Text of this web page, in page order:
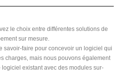
le choix entre différentes solutions de
sur mesure.
savoir-faire pour concevoir un logiciel qui
charges, mais nous pouvons également
logiciel existant avec des modules sur-